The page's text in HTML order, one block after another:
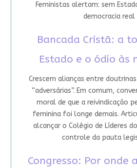
Feministas alertam: sem
democracia real
Bancada Cristã: a
Estado e o ódio às
Crescem alianças entre
“adversárias”. Em comum,
moral de que a reivindicação
feminina foi longe demais.
alcançar o Colégio de Líderes
controle da pauta
Congresso: Por onde